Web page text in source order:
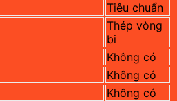
Tiêu chuẩn
Thép vòng
bi
Không có
Không có
Không có